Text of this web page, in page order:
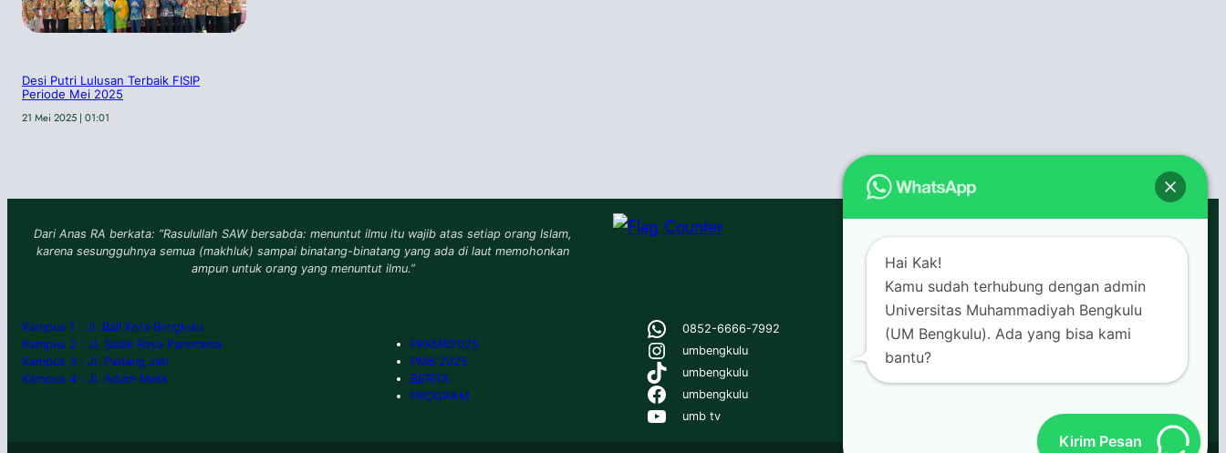
Desi Putri Lulusan Terbaik FISIP
Periode Mei 2025
21 Mei 2025 | 01:01
Dari Anas RA berkata: “Rasulullah SAW bersabda: menuntut ilmu itu wajib atas setiap orang Islam,
karena sesungguhnya semua (makhluk) sampai binatang-binatang yang ada di laut memohonkan
ampun untuk orang yang menuntut ilmu.”
Kampus 1 : Jl. Bali Kota Bengkulu
Kampus 2 : Jl. Salak Raya Panorama
Kampus 3 : Jl. Padang Jati
Kampus 4 : Jl. Adam Malik
PKKMB2025
PMB 2025
BERITA
PROGRAM
WhatsApp 0852-6666-7992
Instagram umbengkulu
TikTok umbengkulu
Facebook umbengkulu
YouTube umb tv
Kirim Pesan
Hai Kak!
Kamu sudah terhubung dengan admin
Universitas Muhammadiyah Bengkulu
(UM Bengkulu). Ada yang bisa kami
bantu?